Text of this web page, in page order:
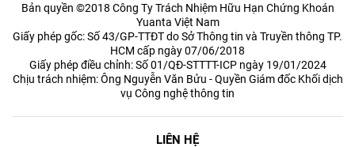
Bản quyền ©2018 Công Ty Trách Nhiệm Hữu Hạn Chứng Khoán
Yuanta Việt Nam
Giấy phép gốc: Số 43/GP-TTĐT do Sở Thông tin và Truyền thông TP.
HCM cấp ngày 07/06/2018
Giấy phép điều chỉnh: Số 01/QĐ-STTTT-ICP ngày 19/01/2024
Chịu trách nhiệm: Ông Nguyễn Văn Bửu - Quyền Giám đốc Khối dịch
vụ Công nghệ thông tin
LIÊN HỆ